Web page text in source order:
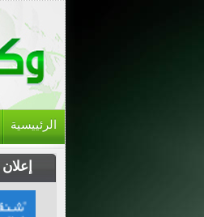
الرئييسية
إعلان